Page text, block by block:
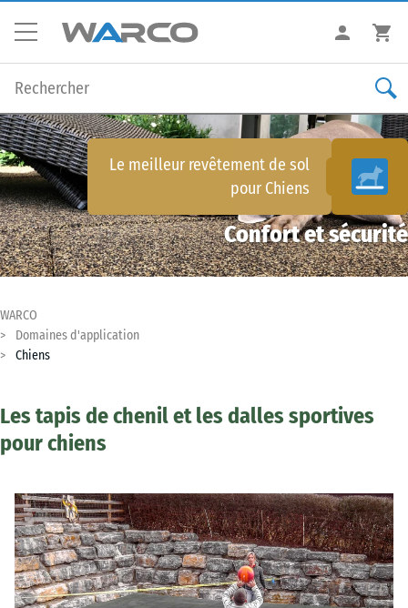
Le meilleur revêtement de sol
pour Chiens
Confort et sécurité
WARCO
Domaines d'application
Chiens
Les tapis de chenil et les dalles sportives
pour chiens